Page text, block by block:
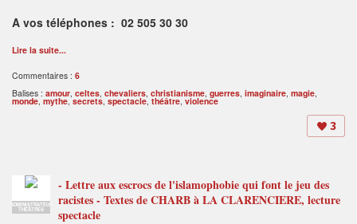
A vos téléphones : 02 505 30 30
Lire la suite...
Commentaires : 6
Balises : amour celtes chevaliers christianisme guerres imaginaire magie
monde ,mythe,secrets ,spectacle, théâtre,violence
3
ADMINISTRATEUR
THÉÂTRES
- Lettre aux escrocs de l'islamophobie qui font le jeu des
racistes - Textes de CHARB à LA CLARENCIERE, lecture
spectacle